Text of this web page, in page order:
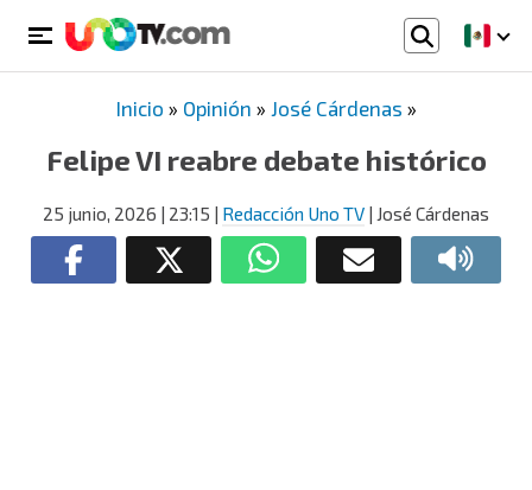
Inicio » Opinión » José Cárdenas »
Felipe VI reabre debate histórico
25 junio, 2026 | 23:15 | Redacción Uno TV | José Cárdenas